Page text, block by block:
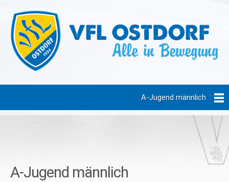
A-Jugend männlich
A-Jugend männlich